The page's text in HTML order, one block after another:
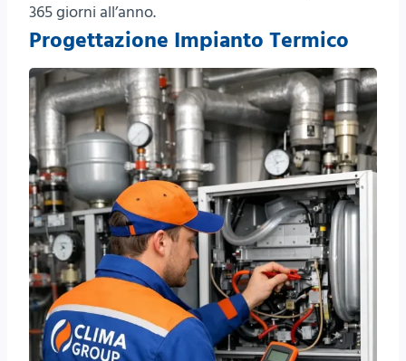
365 giorni all’anno.
Progettazione Impianto Termico